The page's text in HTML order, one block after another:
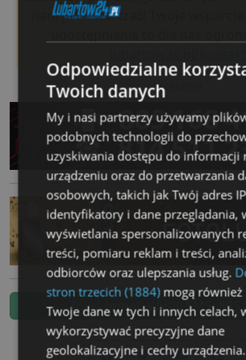
nam je dostarczać! Twoje
reklama
Zgłoś temat. Wyślij SMS:505
Odpowiedzialne
Twoich danych
My i nasi partnerzy używamy
podobnych technologii do
uzyskiwania dostępu do informacji
urządzeniu oraz do przetwarzania
osobowych, takich jak Twój adres
identyfikatory i dane przeglądania,
wyświetlania spersonalizowanych
treści, pomiaru reklam i treści,
odbiorców oraz ulepszania usług.
stron trzecich (1884)mogą również
Twoje dane w tych i innych celach,
wykorzystywać precyzyjne dane
geolokalizacyjne i cechy